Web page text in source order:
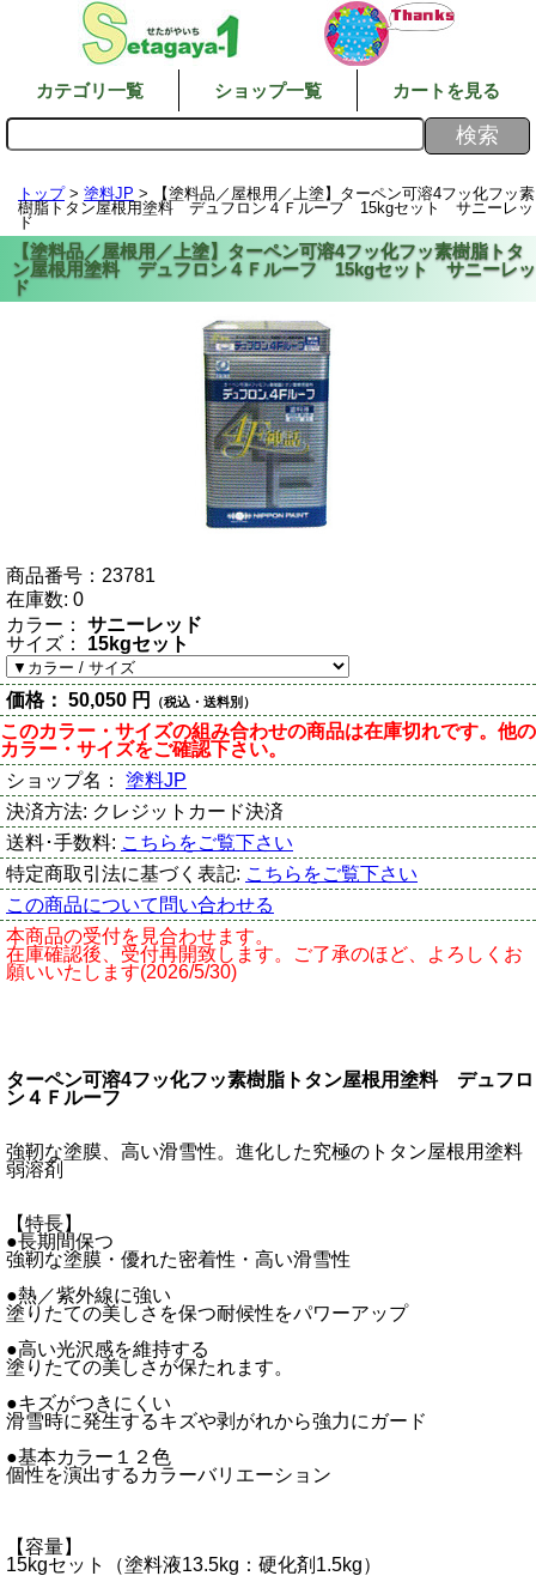
カテゴリ一覧 ショップ一覧 カートを見る
トップ> 塗料JP > 【塗料品／屋根用／上塗】ターペン可溶4フッ化フッ素
樹脂トタン屋根用塗料 デュフロン４Ｆルーフ 15kgセット サニーレッ
ド
商品番号： 23781
在庫数: 0
カラー：
サニーレッド
サイズ：
15kgセット
価格： 50,050 円 （税込・送料別）
このカラー・サイズの組み合わせの商品は在庫切れです。他の
カラー・サイズをご確認下さい。
ショップ名： 塗料JP
決済方法: クレジットカード決済
送料･手数料: こちらをご覧下さい
特定商取引法に基づく表記: こちらをご覧下さい
この商品について問い合わせる
本商品の受付を見合わせます。
在庫確認後、受付再開致します。ご了承のほど、よろしくお
願いいたします(2026/5/30)
ターペン可溶4フッ化フッ素樹脂トタン屋根用塗料 デュフロ
ン４Ｆルーフ
強靭な塗膜、高い滑雪性。進化した究極のトタン屋根用塗料
弱溶剤
【特長】
●長期間保つ
強靭な塗膜・優れた密着性・高い滑雪性
●熱／紫外線に強い
塗りたての美しさを保つ耐候性をパワーアップ
●高い光沢感を維持する
塗りたての美しさが保たれます。
●キズがつきにくい
滑雪時に発生するキズや剥がれから強力にガード
●基本カラー１２色
個性を演出するカラーバリエーション
【容量】
15kgセット（塗料液13.5kg：硬化剤1.5kg）